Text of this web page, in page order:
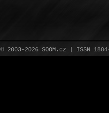
© 2003–2026 SOOM.cz | ISSN